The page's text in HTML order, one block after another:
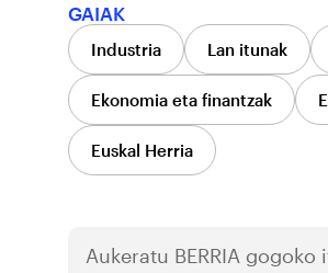
GAIAK
Industria Lan itunak
Ekonomia eta finantzak
Euskal Herria
Aukeratu BERRIA gogoko